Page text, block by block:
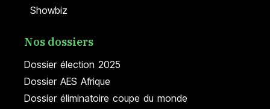
Showbiz
Dossier élection 2025
Dossier AES Afrique
Dossier éliminatoire coupe du monde
Nos dossiers